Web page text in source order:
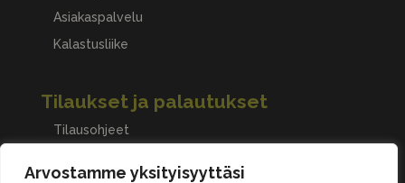
Arvostamme yksityisyyttäsi
Asiakaspalvelu
Kalastusliike
Tilaukset ja palautukset
Tilausohjeet